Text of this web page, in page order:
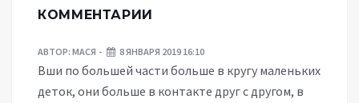
КОММЕНТАРИИ
АВТОР: МАСЯ 8 ЯНВАРЯ 2019 16:10
Вши по большей части больше в кругу маленьких
деток, они больше в контакте друг с другом, в